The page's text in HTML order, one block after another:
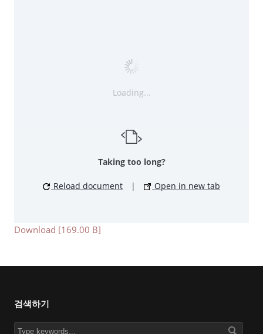
Loading...
Taking too long?
Reload document | Open in new tab
Download [169.00 B]
검색하기